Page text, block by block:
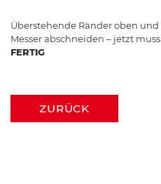
Überstehende Ränder oben
Messer abschneiden – jetzt
FERTIG
ZURÜCK